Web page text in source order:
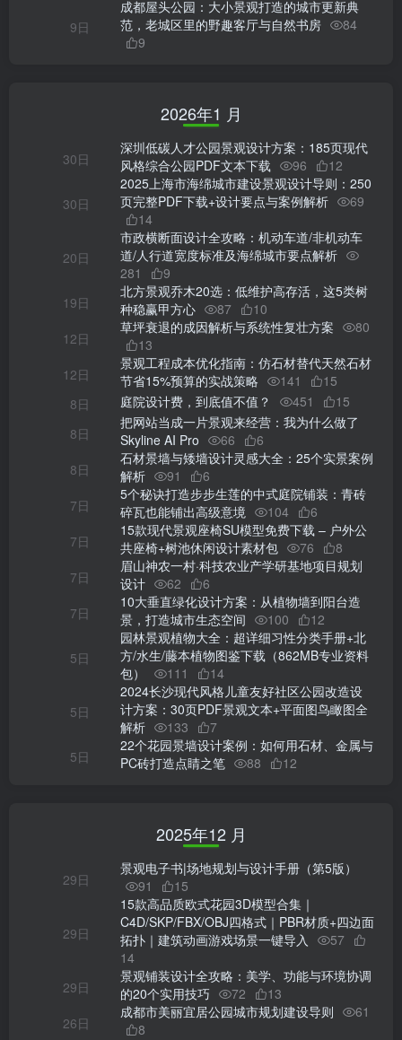
9日
成都屋头公园：大小景观打造的城市更新典
范，老城区里的野趣客厅与自然书房
84
9
2026年1 月
30日
深圳低碳人才公园景观设计方案：185页现代
风格综合公园PDF文本下载
96 12
30日
2025上海市海绵城市建设景观设计导则：250
页完整PDF下载+设计要点与案例解析
69
14
20日
市政横断面设计全攻略：机动车道/非机动车
道/人行道宽度标准及海绵城市要点解析
281
9
19日
北方景观乔木20选：低维护高存活，这5类树
种稳赢甲方心
87
10
12日
草坪衰退的成因解析与系统性复壮方案
80
13
12日
景观工程成本优化指南：仿石材替代天然石材
节省15%预算的实战策略
141
15
8日
庭院设计费，到底值不值？ 451
15
8日
把网站当成一片景观来经营：我为什么做了
Skyline AI Pro
66
6
8日
石材景墙与矮墙设计灵感大全：25个实景案例
解析
91
6
7日
5个秘诀打造步步生莲的中式庭院铺装：青砖
碎瓦也能铺出高级意境
104
6
7日
15款现代景观座椅SU模型免费下载 – 户外公
共座椅+树池休闲设计素材包
76
8
7日
眉山神农一村·科技农业产学研基地项目规划
设计
62
6
7日
10大垂直绿化设计方案：从植物墙到阳台造
景，打造城市生态空间
100 12
5日
园林景观植物大全：超详细习性分类手册+北
方/水生/藤本植物图鉴下载（862MB专业资料
包）
111 14
5日
2024长沙现代风格儿童友好社区公园改造设
计方案：30页PDF景观文本+平面图鸟瞰图全
解析
133
7
5日
22个花园景墙设计案例：如何用石材、金属与
PC砖打造点睛之笔
88 12
2025年12 月
29日
景观电子书|场地规划与设计手册（第5版）
91
15
29日
15款高品质欧式花园3D模型合集｜
C4D/SKP/FBX/OBJ四格式｜PBR材质+四边面
拓扑｜建筑动画游戏场景一键导入
57
14
29日
景观铺装设计全攻略：美学、功能与环境协调
的20个实用技巧
72
13
26日
成都市美丽宜居公园城市规划建设导则
61
8